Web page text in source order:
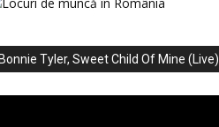
Tyler, Sweet Child Of Mine (Live)